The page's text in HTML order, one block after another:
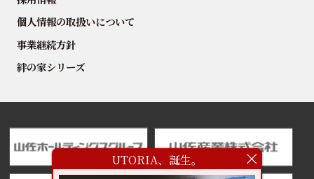
個人情報の取扱いについて
事業継続方針
絆の家シリーズ
UTORIA、誕生。